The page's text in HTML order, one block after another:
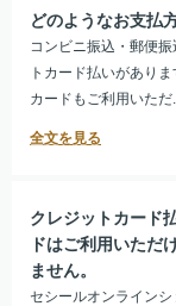
どのようなお支払
コンビニ振込・郵便
トカード払いがあり
カードもご利用いただ
クレジットカード
ドはご利用いただ
ません。
セシールオンライン